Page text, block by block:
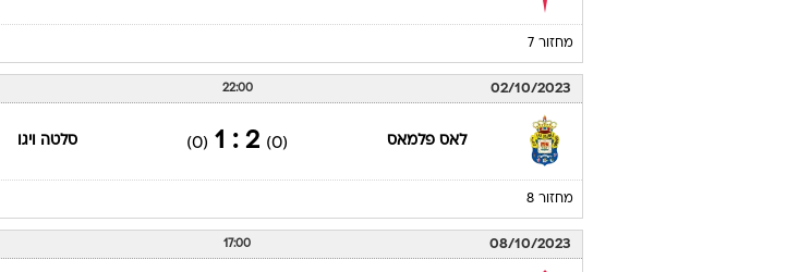
מחזור 7
02/10/2023
22:00
לאס פלמאס (0)
2 : 1
(0) סלטה ויגו
מחזור 8
08/10/2023
17:00